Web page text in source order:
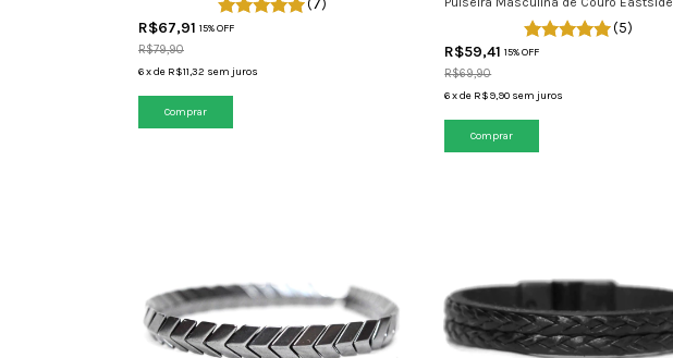
(7)
R$67,91 15% OFF
R$79,90
6xde R$11,32 sem juros
Comprar
(5)
R$59,4115% OFF
R$69,90
6xde R$9,90 sem juros
Comprar